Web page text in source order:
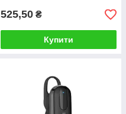
525,50 ₴
Купити